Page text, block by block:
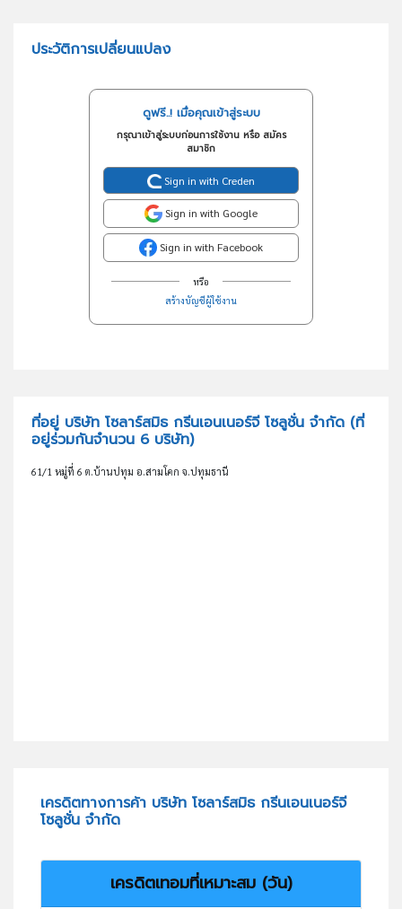
ประวัติการเปลี่ยนแปลง
ดูฟรี..! เมื่อคุณเข้าสู่ระบบ
กรุณาเข้าสู่ระบบก่อนการใช้งาน หรือ สมัคร
สมาชิก
Sign in with Creden
Sign in with Google
Sign in with Facebook
หรือ
สร้างบัญชีผู้ใช้งาน
ที่อยู่ บริษัท โซลาร์สมิธ กรีนเอนเนอร์จี โซลูชั่น จำกัด (ที่
อยู่ร่วมกันจำนวน 6 บริษัท)
61/1 หมู่ที่ 6 ต.บ้านปทุม อ.สามโคก จ.ปทุมธานี
เครดิตทางการค้า บริษัท โซลาร์สมิธ กรีนเอนเนอร์จี
โซลูชั่น จำกัด
เครดิตเทอมที่เหมาะสม (วัน)